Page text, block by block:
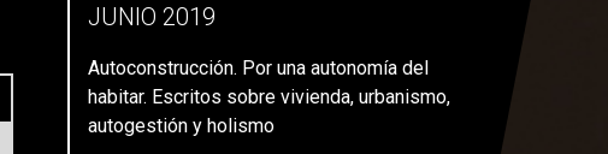
JUNIO 2019
Autoconstrucción. Por una autonomía del
habitar. Escritos sobre vivienda, urbanismo,
autogestión y holismo